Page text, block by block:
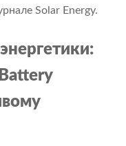
Solar Energy.